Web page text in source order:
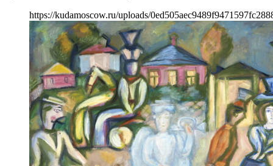
https://kudamoscow.ru/uploads/